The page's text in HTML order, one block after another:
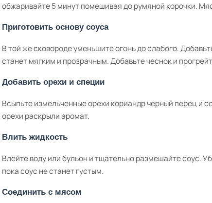
обжаривайте 5 минут помешивая до румяной корочки.
Приготовить основу соуса
В той же сковороде уменьшите огонь до слабого.
станет мягким и прозрачным. Добавьте чеснок и
Добавить орехи и специи
Всыпьте измельченные орехи кориандр черный перец и
орехи раскрыли аромат.
Влить жидкость
Влейте воду или бульон и тщательно размешайте соус.
пока соус не станет густым.
Соединить с мясом